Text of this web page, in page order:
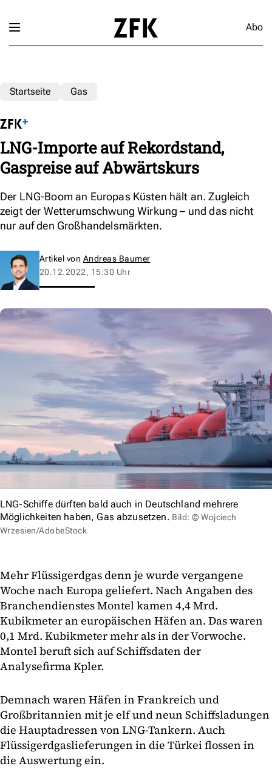
Abo
Startseite Gas
LNG-Importe auf Rekordstand,
Gaspreise auf Abwärtskurs
Der LNG-Boom an Europas Küsten hält an. Zugleich
zeigt der Wetterumschwung Wirkung – und das nicht
nur auf den Großhandelsmärkten.
Artikel von Andreas Baumer
20.12.2022, 15:30 Uhr
LNG-Schiffe dürften bald auch in Deutschland mehrere
Möglichkeiten haben, Gas abzusetzen. Bild: © Wojciech
Wrzesien/AdobeStock
Mehr Flüssigerdgas denn je wurde vergangene
Woche nach Europa geliefert. Nach Angaben des
Branchendienstes Montel kamen 4,4 Mrd.
Kubikmeter an europäischen Häfen an. Das waren
0,1 Mrd. Kubikmeter mehr als in der Vorwoche.
Montel beruft sich auf Schiffsdaten der
Analysefirma Kpler.
Demnach waren Häfen in Frankreich und
Großbritannien mit je elf und neun Schiffsladungen
die Hauptadressen von LNG-Tankern. Auch
Flüssigerdgaslieferungen in die Türkei flossen in
die Auswertung ein.